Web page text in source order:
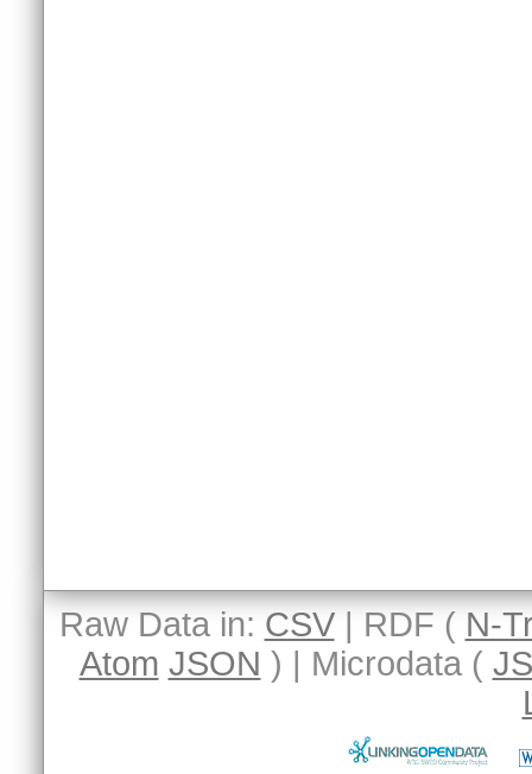
Raw Data in: CSV| RDF ( N-
Atom JSON ) | Microdata (